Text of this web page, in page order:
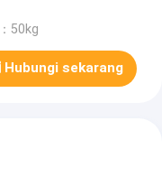
50kg
Hubungi sekarang